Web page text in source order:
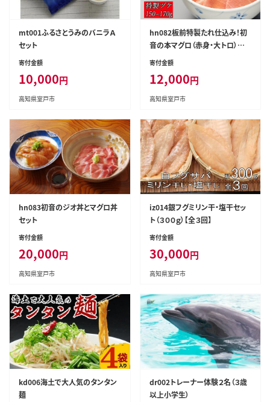
mt001ふるさとうみのバニラＡ
セット
寄付金額
10,000円
高知県室戸市
hn082板前特製たれ仕込み！初
音の本マグロ（赤身・大トロ）漬
け丼
寄付金額
12,000円
高知県室戸市
hn083初音のジオ丼とマグロ丼
セット
寄付金額
20,000円
高知県室戸市
iz014銀フグミリン干・塩干セッ
ト（３００ｇ）【全３回】
寄付金額
30,000円
高知県室戸市
kd006海土で大人気のタンタン
麺
dr002トレーナー体験２名（３歳
以上小学生）